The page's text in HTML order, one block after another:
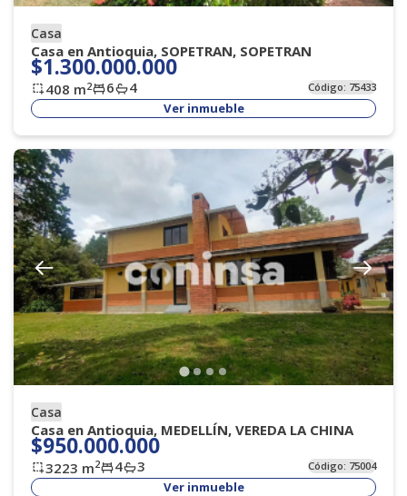
Casa
Casa en Antioquia, SOPETRAN, SOPETRAN
$1.300.000.000
408 m2 6 4 Código: 75433
Ver inmueble
Casa
Casa en Antioquia, MEDELLÍN, VEREDA LA CHINA
$950.000.000
3223 m2 4 3 Código: 75004
Ver inmueble